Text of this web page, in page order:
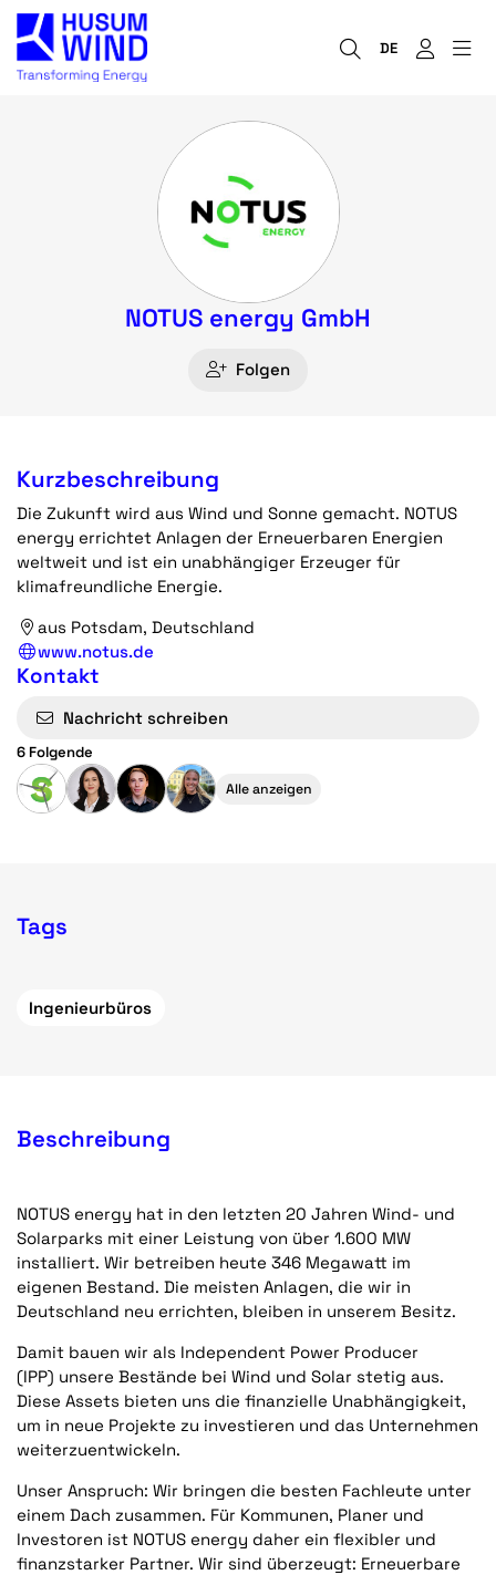
DE
NOTUS energy GmbH
Folgen
Kurzbeschreibung
Die Zukunft wird aus Wind und Sonne gemacht. NOTUS
energy errichtet Anlagen der Erneuerbaren Energien
weltweit und ist ein unabhängiger Erzeuger für
klimafreundliche Energie.
aus Potsdam, Deutschland
www.notus.de
Kontakt
Nachricht schreiben
6 Folgende
Alle anzeigen
Tags
Ingenieurbüros
Beschreibung
NOTUS energy hat in den letzten 20 Jahren Wind- und
Solarparks mit einer Leistung von über 1.600 MW
installiert. Wir betreiben heute 346 Megawatt im
eigenen Bestand. Die meisten Anlagen, die wir in
Deutschland neu errichten, bleiben in unserem Besitz.
Damit bauen wir als Independent Power Producer
(IPP) unsere Bestände bei Wind und Solar stetig aus.
Diese Assets bieten uns die finanzielle Unabhängigkeit,
um in neue Projekte zu investieren und das Unternehmen
weiterzuentwickeln.
Unser Anspruch: Wir bringen die besten Fachleute unter
einem Dach zusammen. Für Kommunen, Planer und
Investoren ist NOTUS energy daher ein flexibler und
finanzstarker Partner. Wir sind überzeugt: Erneuerbare